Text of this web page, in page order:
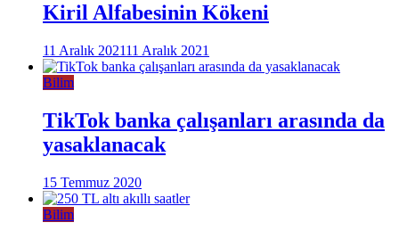
Kiril Alfabesinin Kökeni
11 Aralık 202111 Aralık 2021
Bilim
TikTok banka çalışanları arasında da
yasaklanacak
15 Temmuz 2020
Bilim